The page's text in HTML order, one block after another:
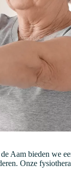
Aam bieden we
Onze